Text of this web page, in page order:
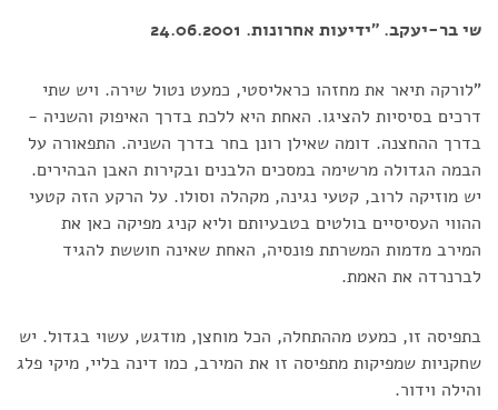
שי בר-יעקב. "ידיעות אחרונות. 24.06.2001
"לורקה תיאר את מחזהו כראליסטי, כמעט נטול שירה. ויש שתי
דרכים בסיסיות להציגו. האחת היא ללכת בדרך האיפוק והשניה -
בדרך ההחצנה. דומה שאילן רונן בחר בדרך השניה. התפאורה על
הבמה הגדולה מרשימה במסכים הלבנים ובקירות האבן הבהירים.
יש מוזיקה לרוב, קטעי נגינה, מקהלה וסולו. על הרקע הזה קטעי
ההווי העסיסיים בולטים בטבעיותם וליא קניג מפיקה כאן את
המירב מדמות המשרתת פונסיה, האחת שאינה חוששת להגיד
לברנרדה את האמת.
בתפיסה זו, כמעט מההתחלה, הכל מוחצן, מודגש, עשוי בגדול. יש
שחקניות שמפיקות מתפיסה זו את המירב, כמו דינה בליי, מיקי פלג
והילה וידור.